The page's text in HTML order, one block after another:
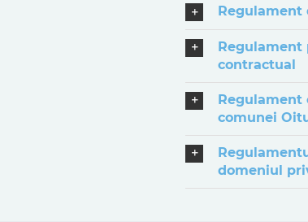
Regulament
contractual
comunei
domeniul